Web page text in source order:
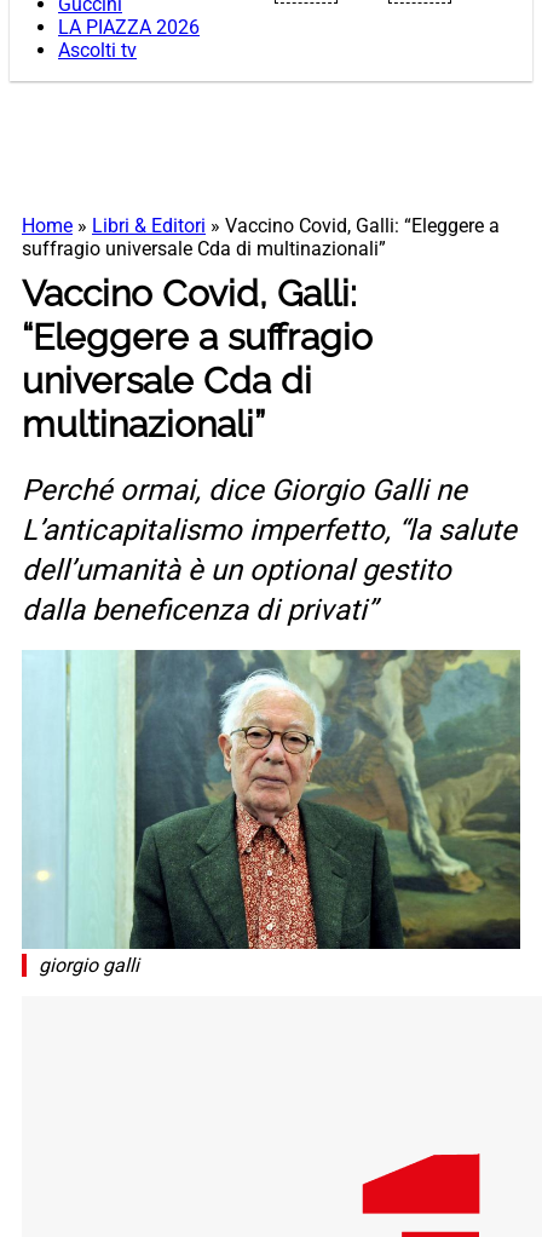
Guccini
LA PIAZZA 2026
Ascolti tv
Home » Libri & Editori » Vaccino Covid, Galli: “Eleggere a
suffragio universale Cda di multinazionali”
Vaccino Covid, Galli:
“Eleggere a suffragio
universale Cda di
multinazionali”
Perché ormai, dice Giorgio Galli ne
L’anticapitalismo imperfetto, “la salute
dell’umanità è un optional gestito
dalla beneficenza di privati”
giorgio galli